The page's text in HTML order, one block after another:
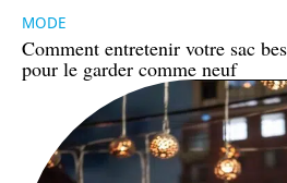
MODE
Comment entretenir votre sac
pour le garder comme neuf